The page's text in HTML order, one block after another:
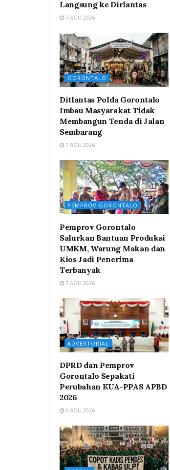
Langsung ke Dirlantas
7 AGU 2026
GORONTALO
Ditlantas Polda Gorontalo
Imbau Masyarakat Tidak
Membangun Tenda di Jalan
Sembarang
7 AGU 2026
PEMPROV GORONTALO
Pemprov Gorontalo
Salurkan Bantuan Produksi
UMKM, Warung Makan dan
Kios Jadi Penerima
Terbanyak
7 AGU 2026
ADVERTORIAL
DPRD dan Pemprov
Gorontalo Sepakati
Perubahan KUA-PPAS APBD
2026
6 AGU 2026